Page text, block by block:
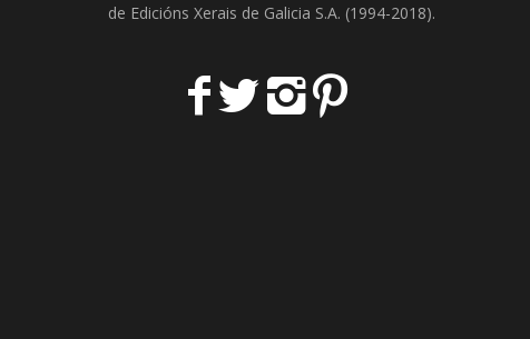
de Edicións Xerais de Galicia S.A. (1994-2018).